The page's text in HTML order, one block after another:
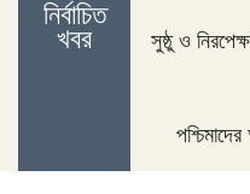
দিনাজপুরের
নির্বাচিত
খবর
সুষ্ঠু ও